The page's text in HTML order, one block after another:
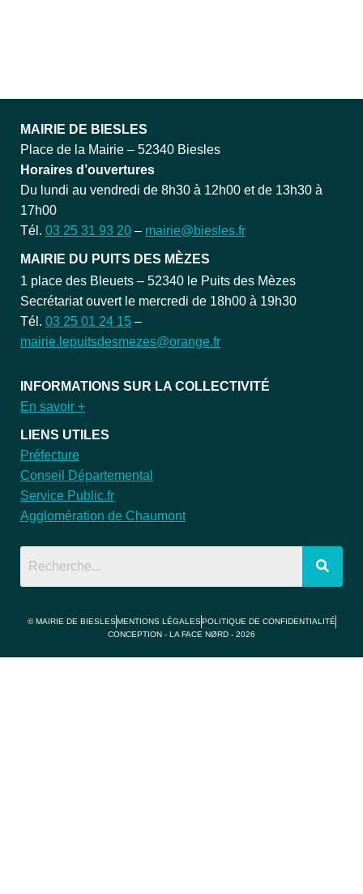
MAIRIE DE BIESLES
Place de la Mairie – 52340 Biesles
Horaires d’ouvertures
Du lundi au vendredi de 8h30 à 12h00 et de 13h30 à
17h00
Tél. 03 25 31 93 20 – mairie@biesles.fr
MAIRIE DU PUITS DES MÈZES
1 place des Bleuets – 52340 le Puits des Mèzes
Secrétariat ouvert le mercredi de 18h00 à 19h30
Tél. 03 25 01 24 15 –
mairie.lepuitsdesmezes@orange.fr
INFORMATIONS SUR LA COLLECTIVITÉ
En savoir +
LIENS UTILES
Préfecture
Conseil Départemental
Service Public.fr
Agglomération de Chaumont
© MAIRIE DE BIESLESMENTIONS LÉGALESPOLITIQUE DE CONFIDENTIALITÉ
CONCEPTION - LA FACE NØRD - 2026